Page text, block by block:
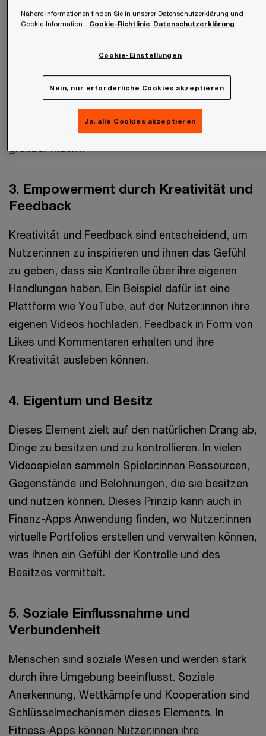
Wunsch, Fortschritte zu machen und Ziele zu
Abzeichen sind typische Mechanismen, die diesen
Antrieb nutzen. In einer Lernplattform können
Nutzer:innen durch das Absolvieren von
Kursmodulen Punkte sammeln und Level
aufsteigen, was ihren Lernfortschritt sichtbar und
greifbar macht.
3. Empowerment durch Kreativität und
Feedback
Kreativität und Feedback sind entscheidend, um
Nutzer:innen zu inspirieren und ihnen das Gefühl
zu geben, dass sie Kontrolle über ihre eigenen
Handlungen haben. Ein Beispiel dafür ist eine
Plattform wie YouTube, auf der Nutzer:innen ihre
eigenen Videos hochladen, Feedback in Form von
Likes und Kommentaren erhalten und ihre
Kreativität ausleben können.
4. Eigentum und Besitz
Dieses Element zielt auf den natürlichen Drang ab,
Dinge zu besitzen und zu kontrollieren. In vielen
Videospielen sammeln Spieler:innen Ressourcen,
Gegenstände und Belohnungen, die sie besitzen
und nutzen können. Dieses Prinzip kann auch in
Finanz-Apps Anwendung finden, wo Nutzer:innen
virtuelle Portfolios erstellen und verwalten können,
was ihnen ein Gefühl der Kontrolle und des
Besitzes vermittelt.
5. Soziale Einflussnahme und
Verbundenheit
Menschen sind soziale Wesen und werden stark
durch ihre Umgebung beeinflusst. Soziale
Anerkennung, Wettkämpfe und Kooperation sind
Schlüsselmechanismen dieses Elements. In
Fitness-Apps können Nutzer:innen ihre
Nähere Informationen finden Sie in unserer Datenschutzerklärung und
Cookie-Information.
Cookie-Richtlinie Datenschutzerklärung
Cookie-Einstellungen
Nein, nur erforderliche Cookies akzeptieren
Ja, alle Cookies akzeptieren